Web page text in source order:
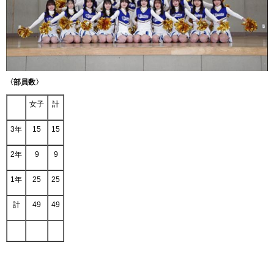
〈部員数〉
女子 計
3年 15 15
2年 9 9
1年 25 25
計 49 49